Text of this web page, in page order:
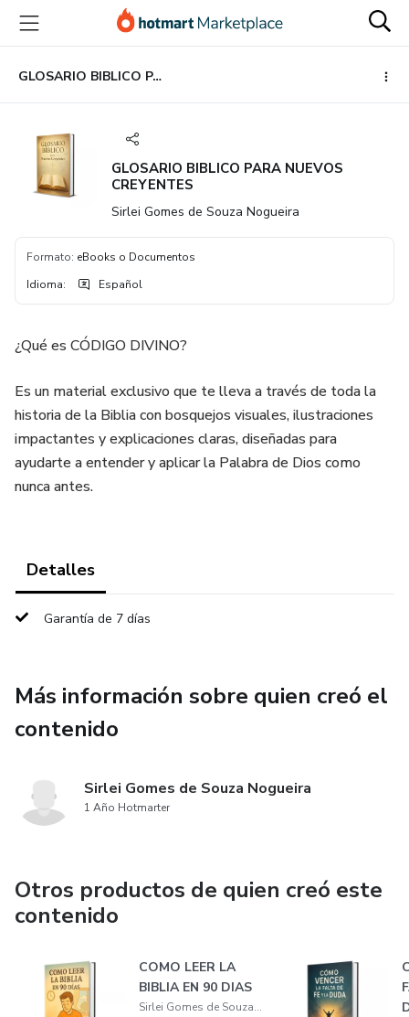
principal
página
de
página
GLOSARIO BIBLICO PARA NUEVOS CREYENTES
GLOSARIO BIBLICO PARA NUEVOS
CREYENTES
Sirlei Gomes de Souza Nogueira
Formato: eBooks o Documentos
Idioma: Español
¿Qué es CÓDIGO DIVINO?
Es un material exclusivo que te lleva a través de toda la
historia de la Biblia con bosquejos visuales, ilustraciones
impactantes y explicaciones claras, diseñadas para
ayudarte a entender y aplicar la Palabra de Dios como
nunca antes.
Detalles
Garantía de 7 días
Más información sobre quien creó el
contenido
Sirlei Gomes de Souza Nogueira
1 Año Hotmarter
Otros productos de quien creó este
contenido
COMO LEER LA
BIBLIA EN 90 DIAS
Sirlei Gomes de Souza Nogueira